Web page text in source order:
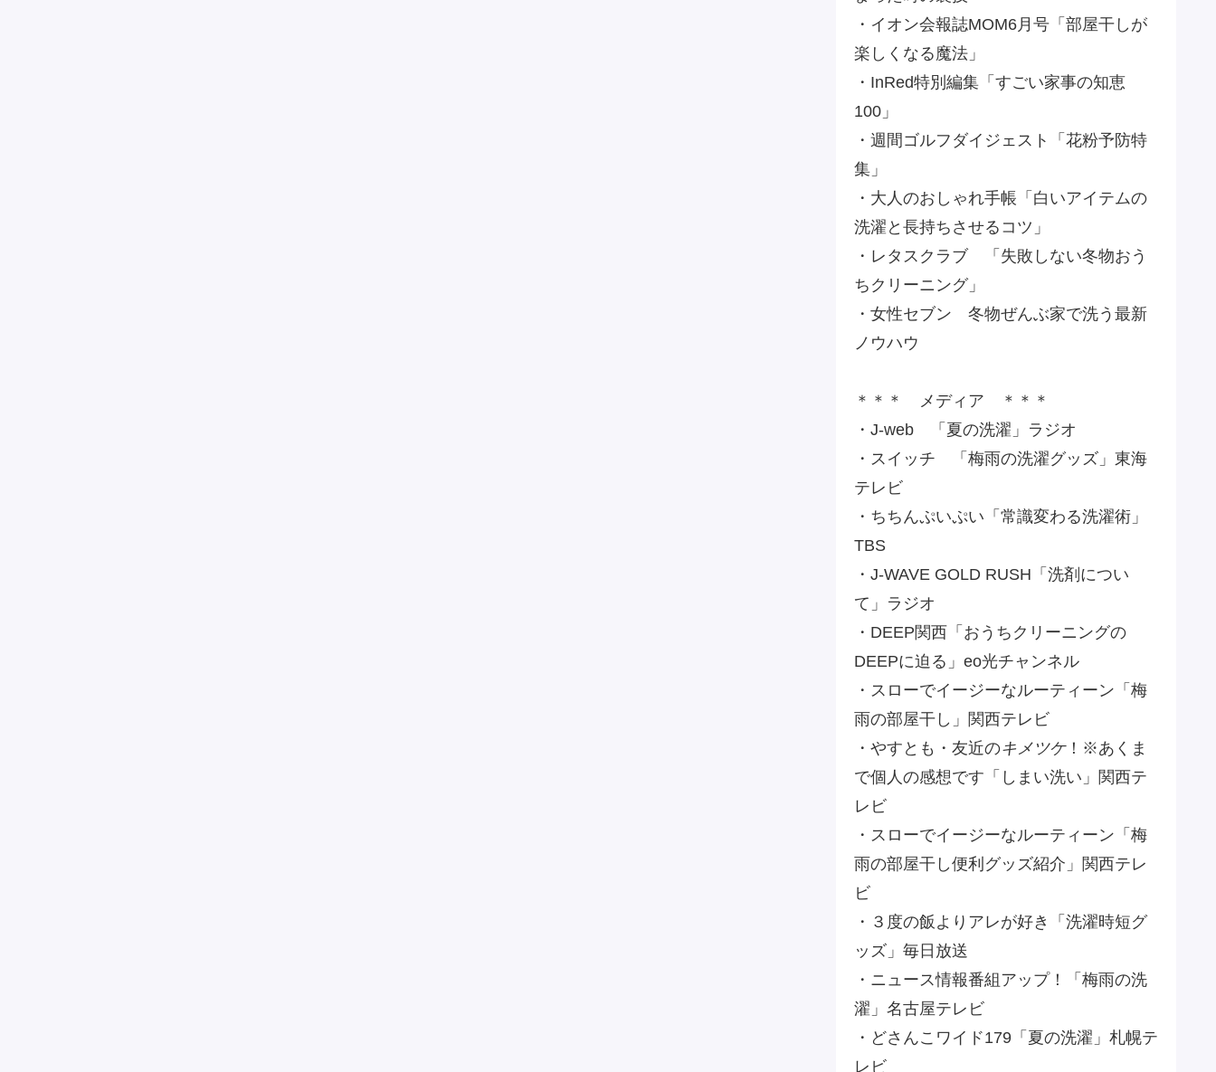
・イオン会報誌MOM6月号「部屋干しが
楽しくなる魔法」
・InRed特別編集「すごい家事の知恵
100」
・週間ゴルフダイジェスト「花粉予防特
集」
・大人のおしゃれ手帳「白いアイテムの
洗濯と長持ちさせるコツ」
・レタスクラブ 「失敗しない冬物おう
ちクリーニング」
・女性セブン 冬物ぜんぶ家で洗う最新
ノウハウ
＊＊＊ メディア ＊＊＊
・J-web 「夏の洗濯」ラジオ
・スイッチ 「梅雨の洗濯グッズ」東海
テレビ
・ちちんぷいぷい「常識変わる洗濯術」
TBS
・J-WAVE GOLD RUSH「洗剤につい
て」ラジオ
・DEEP関西「おうちクリーニングの
DEEPに迫る」eo光チャンネル
・スローでイージーなルーティーン「梅
雨の部屋干し」関西テレビ
・やすとも・友近のキメツケ！※あくま
で個人の感想です「しまい洗い」関西テ
レビ
・スローでイージーなルーティーン「梅
雨の部屋干し便利グッズ紹介」関西テレ
ビ
・３度の飯よりアレが好き「洗濯時短グ
ッズ」毎日放送
・ニュース情報番組アップ！「梅雨の洗
濯」名古屋テレビ
・どさんこワイド179「夏の洗濯」札幌テ
レビ